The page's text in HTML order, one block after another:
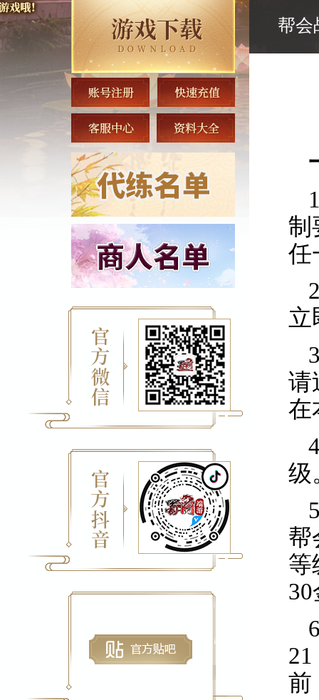
帮会
制
任
立
请
在
级
帮
等
前